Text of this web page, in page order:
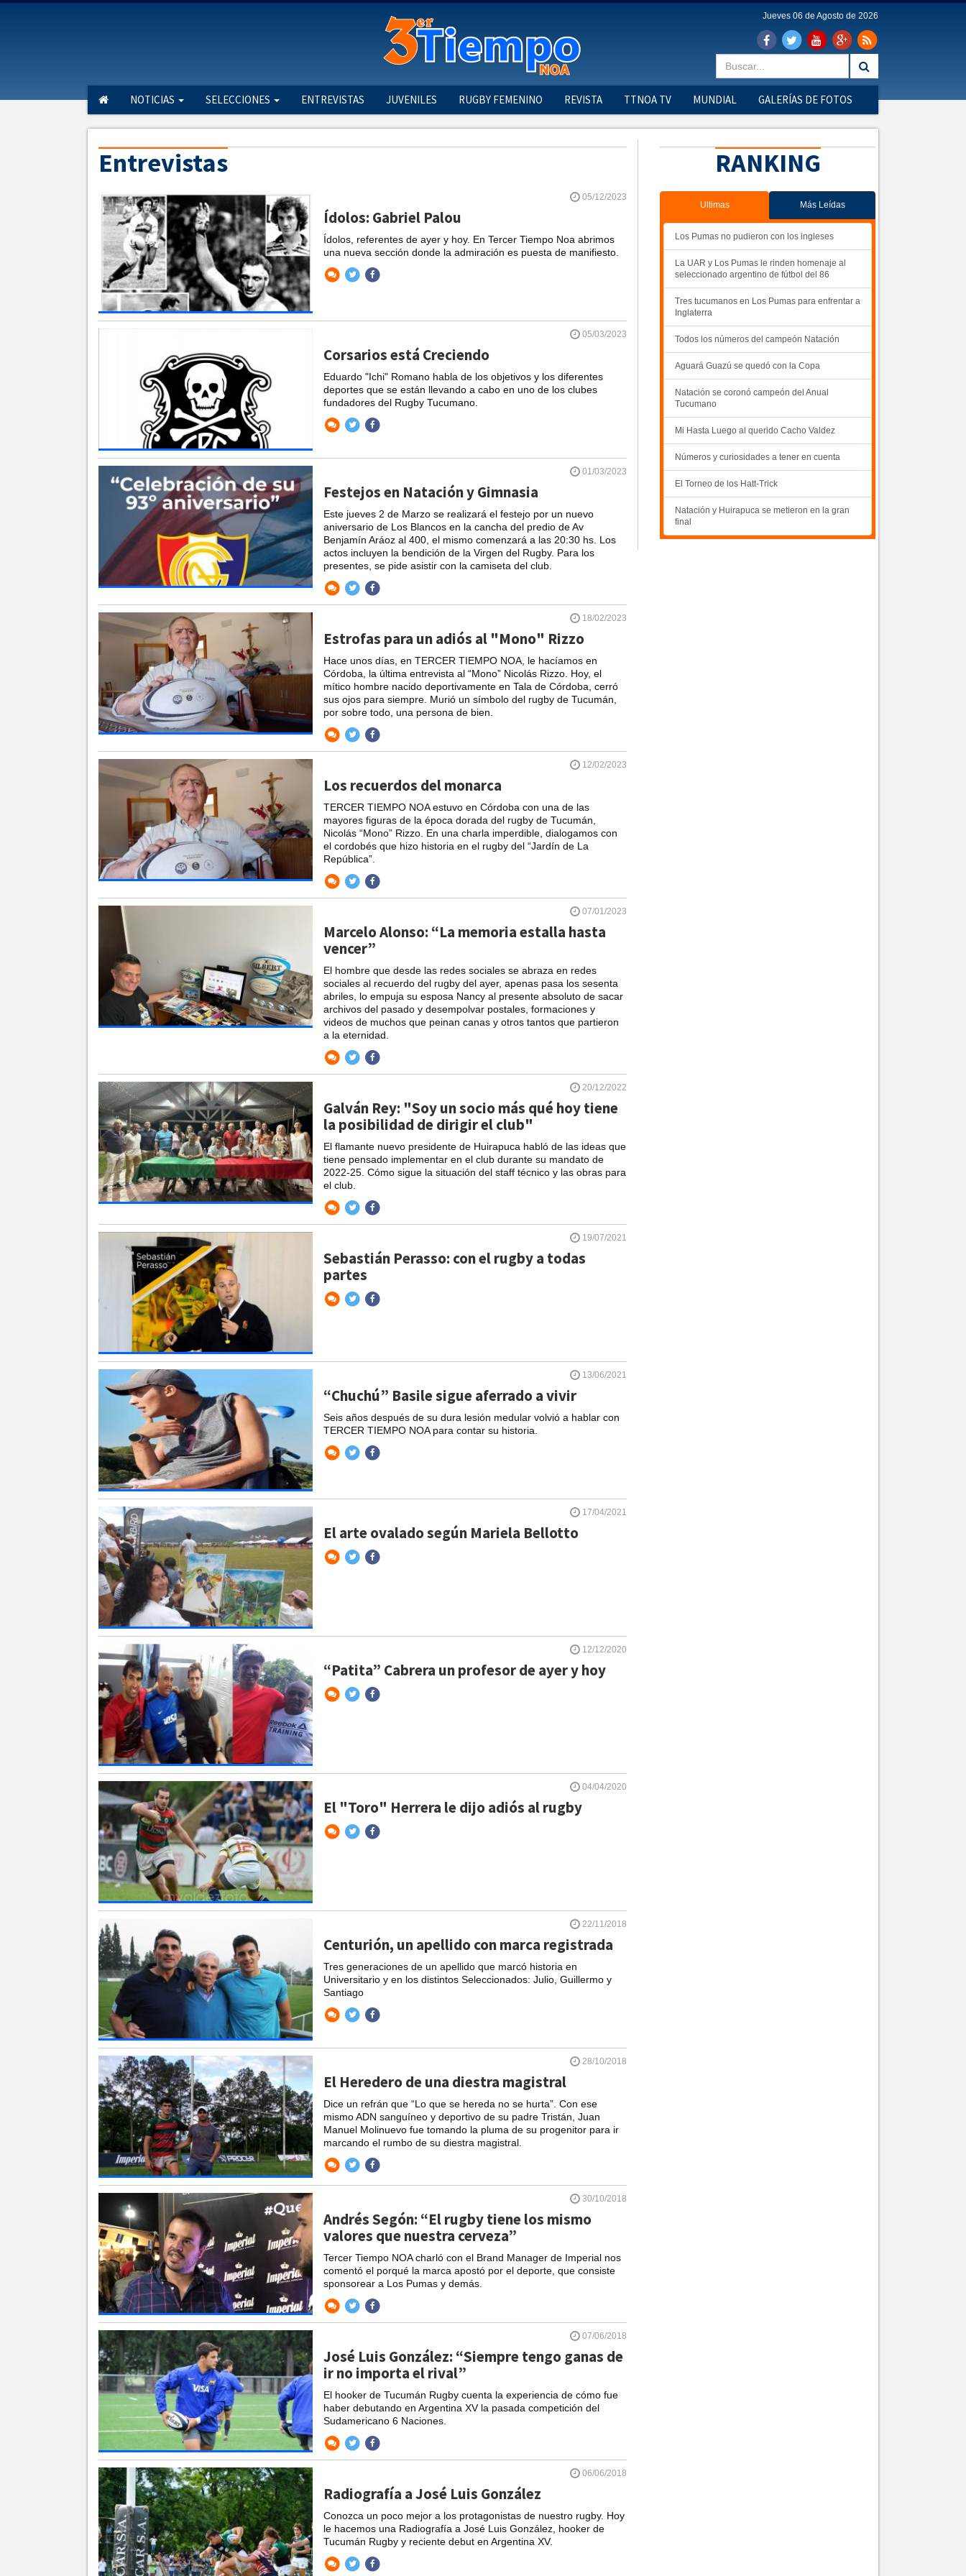
Jueves 06 de Agosto de 2026
NOTICIAS SELECCIONES ENTREVISTAS JUVENILES RUGBY FEMENINO REVISTA TTNOA TV MUNDIAL GALERÍAS DE FOTOS
Entrevistas
05/12/2023
Ídolos: Gabriel Palou
Ídolos, referentes de ayer y hoy. En Tercer Tiempo Noa abrimos
una nueva sección donde la admiración es puesta de manifiesto.
05/03/2023
Corsarios está Creciendo
Eduardo "Ichi" Romano habla de los objetivos y los diferentes
deportes que se están llevando a cabo en uno de los clubes
fundadores del Rugby Tucumano.
01/03/2023
Festejos en Natación y Gimnasia
Este jueves 2 de Marzo se realizará el festejo por un nuevo
aniversario de Los Blancos en la cancha del predio de Av
Benjamín Aráoz al 400, el mismo comenzará a las 20:30 hs. Los
actos incluyen la bendición de la Virgen del Rugby. Para los
presentes, se pide asistir con la camiseta del club.
18/02/2023
Estrofas para un adiós al "Mono" Rizzo
Hace unos días, en TERCER TIEMPO NOA, le hacíamos en
Córdoba, la última entrevista al “Mono” Nicolás Rizzo. Hoy, el
mítico hombre nacido deportivamente en Tala de Córdoba, cerró
sus ojos para siempre. Murió un símbolo del rugby de Tucumán,
por sobre todo, una persona de bien.
12/02/2023
Los recuerdos del monarca
TERCER TIEMPO NOA estuvo en Córdoba con una de las
mayores figuras de la época dorada del rugby de Tucumán,
Nicolás “Mono” Rizzo. En una charla imperdible, dialogamos con
el cordobés que hizo historia en el rugby del “Jardín de La
República”.
07/01/2023
Marcelo Alonso: “La memoria estalla hasta
vencer”
El hombre que desde las redes sociales se abraza en redes
sociales al recuerdo del rugby del ayer, apenas pasa los sesenta
abriles, lo empuja su esposa Nancy al presente absoluto de sacar
archivos del pasado y desempolvar postales, formaciones y
videos de muchos que peinan canas y otros tantos que partieron
a la eternidad.
20/12/2022
Galván Rey: "Soy un socio más qué hoy tiene
la posibilidad de dirigir el club"
El flamante nuevo presidente de Huirapuca habló de las ideas que
tiene pensado implementar en el club durante su mandato de
2022-25. Cómo sigue la situación del staff técnico y las obras para
el club.
19/07/2021
Sebastián Perasso: con el rugby a todas
partes
13/06/2021
“Chuchú” Basile sigue aferrado a vivir
Seis años después de su dura lesión medular volvió a hablar con
TERCER TIEMPO NOA para contar su historia.
17/04/2021
El arte ovalado según Mariela Bellotto
12/12/2020
“Patita” Cabrera un profesor de ayer y hoy
04/04/2020
El "Toro" Herrera le dijo adiós al rugby
22/11/2018
Centurión, un apellido con marca registrada
Tres generaciones de un apellido que marcó historia en
Universitario y en los distintos Seleccionados: Julio, Guillermo y
Santiago
28/10/2018
El Heredero de una diestra magistral
Dice un refrán que “Lo que se hereda no se hurta”. Con ese
mismo ADN sanguíneo y deportivo de su padre Tristán, Juan
Manuel Molinuevo fue tomando la pluma de su progenitor para ir
marcando el rumbo de su diestra magistral.
30/10/2018
Andrés Segón: “El rugby tiene los mismo
valores que nuestra cerveza”
Tercer Tiempo NOA charló con el Brand Manager de Imperial nos
comentó el porqué la marca apostó por el deporte, que consiste
sponsorear a Los Pumas y demás.
07/06/2018
José Luis González: “Siempre tengo ganas de
ir no importa el rival”
El hooker de Tucumán Rugby cuenta la experiencia de cómo fue
haber debutando en Argentina XV la pasada competición del
Sudamericano 6 Naciones.
06/06/2018
Radiografía a José Luis González
Conozca un poco mejor a los protagonistas de nuestro rugby. Hoy
le hacemos una Radiografía a José Luis González, hooker de
Tucumán Rugby y reciente debut en Argentina XV.
RANKING
Ultimas Más Leídas
Los Pumas no pudieron con los ingleses
La UAR y Los Pumas le rinden homenaje al
seleccionado argentino de fútbol del 86
Tres tucumanos en Los Pumas para enfrentar a
Inglaterra
Todos los números del campeón Natación
Aguará Guazú se quedó con la Copa
Natación se coronó campeón del Anual
Tucumano
Mi Hasta Luego al querido Cacho Valdez
Números y curiosidades a tener en cuenta
El Torneo de los Hatt-Trick
Natación y Huirapuca se metieron en la gran
final